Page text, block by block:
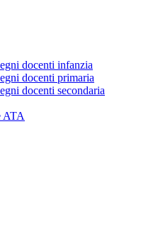
docenti infanzia
docenti primaria
docenti secondaria
ATA